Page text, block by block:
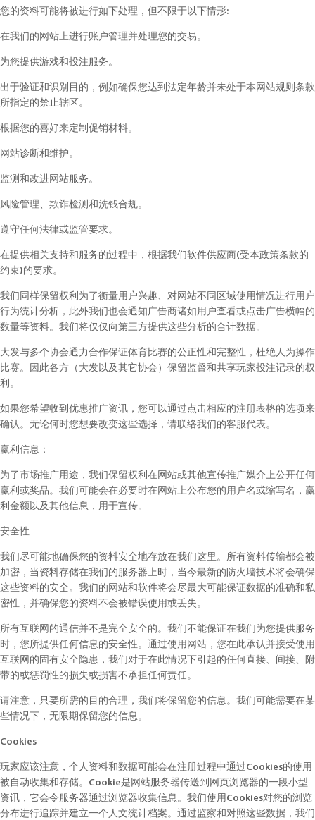
您的资料可能将被进行如下处理，但不限于以下情形:
在我们的网站上进行账户管理并处理您的交易。
为您提供游戏和投注服务。
出于验证和识别目的，例如确保您达到法定年龄并未处于本网站规则条款
所指定的禁止辖区。
根据您的喜好来定制促销材料。
网站诊断和维护。
监测和改进网站服务。
风险管理、欺诈检测和洗钱合规。
遵守任何法律或监管要求。
在提供相关支持和服务的过程中，根据我们软件供应商(受本政策条款的
约束)的要求。
我们同样保留权利为了衡量用户兴趣、对网站不同区域使用情况进行用户
行为统计分析，此外我们也会通知广告商诸如用户查看或点击广告横幅的
数量等资料。我们将仅仅向第三方提供这些分析的合计数据。
大发与多个协会通力合作保证体育比赛的公正性和完整性，杜绝人为操作
比赛。因此各方（大发以及其它协会）保留监督和共享玩家投注记录的权
利。
如果您希望收到优惠推广资讯，您可以通过点击相应的注册表格的选项来
确认。无论何时您想要改变这些选择，请联络我们的客服代表。
赢利信息：
为了市场推广用途，我们保留权利在网站或其他宣传推广媒介上公开任何
赢利或奖品。我们可能会在必要时在网站上公布您的用户名或缩写名，赢
利金额以及其他信息，用于宣传。
安全性
我们尽可能地确保您的资料安全地存放在我们这里。所有资料传输都会被
加密，当资料存储在我们的服务器上时，当今最新的防火墙技术将会确保
这些资料的安全。我们的网站和软件将会尽最大可能保证数据的准确和私
密性，并确保您的资料不会被错误使用或丢失。
所有互联网的通信并不是完全安全的。我们不能保证在我们为您提供服务
时，您所提供任何信息的安全性。通过使用网站，您在此承认并接受使用
互联网的固有安全隐患，我们对于在此情况下引起的任何直接、间接、附
带的或惩罚性的损失或损害不承担任何责任。
请注意，只要所需的目的合理，我们将保留您的信息。我们可能需要在某
些情况下，无限期保留您的信息。
Cookies
玩家应该注意，个人资料和数据可能会在注册过程中通过Cookies的使用
被自动收集和存储。Cookie是网站服务器传送到网页浏览器的一段小型
资讯，它会令服务器通过浏览器收集信息。我们使用Cookies对您的浏览
分布进行追踪并建立一个人文统计档案。通过监察和对照这些数据，我们